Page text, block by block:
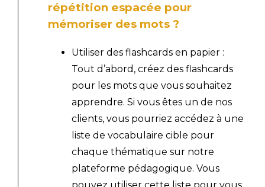
répétition espacée pour
mémoriser des mots ?
Utiliser des flashcards en papier :
Tout d’abord, créez des flashcards
pour les mots que vous souhaitez
apprendre. Si vous êtes un de nos
clients, vous pourriez accédez à une
liste de vocabulaire cible pour
chaque thématique sur notre
plateforme pédagogique. Vous